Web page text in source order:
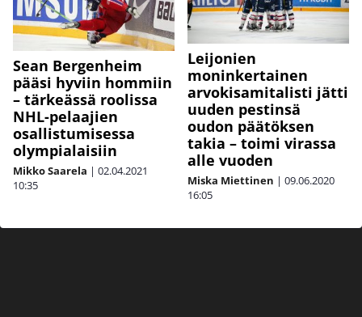
Sean Bergenheim
pääsi hyviin hommiin
– tärkeässä roolissa
NHL-pelaajien
osallistumisessa
olympialaisiin
Mikko Saarela | 02.04.2021
10:35
Leijonien
moninkertainen
arvokisamitalisti jätti
uuden pestinsä
oudon päätöksen
takia – toimi virassa
alle vuoden
Miska Miettinen | 09.06.2020
16:05